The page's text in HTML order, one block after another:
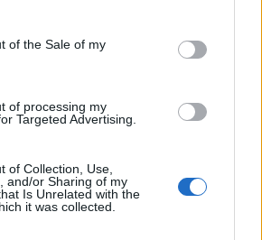
specified purposes in below Google
of the Sale of my
of processing my
Targeted Advertising.
of Collection, Use,
and/or Sharing of my
Is Unrelated with the
it was collected.
büszkélkedhet olyan
méltó kihívói a francia
Érdemes nyitni e különleges,
felé is: izgalmas
minden pohárban.
és legmunkaigényesebb
technika, a "methode